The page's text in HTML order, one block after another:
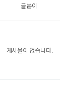
글쓴이
게시물이 없습니다.